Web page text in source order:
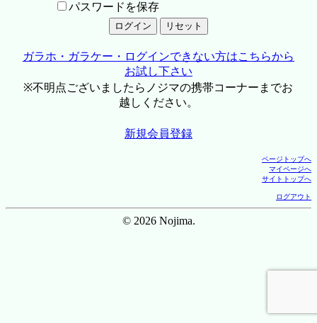
パスワードを保存
ガラホ・ガラケー・ログインできない方はこちらから
お試し下さい
※不明点ございましたらノジマの携帯コーナーまでお
越しください。
新規会員登録
ページトップへ
マイページへ
サイトトップへ
ログアウト
© 2026 Nojima.